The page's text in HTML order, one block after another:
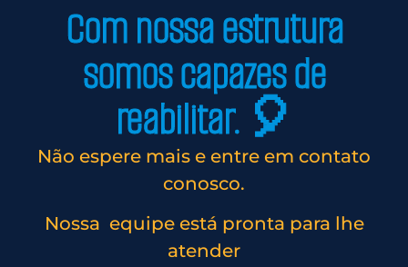
Com nossa estrutura
somos capazes de
reabilitar. 🎈
Não espere mais e entre em contato
conosco.
Nossa equipe está pronta para lhe
atender